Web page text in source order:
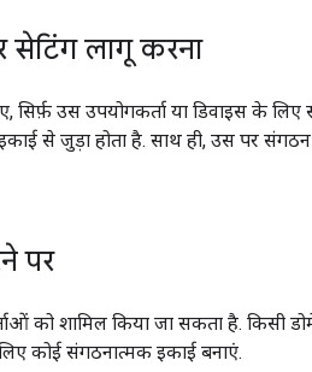
सेटिंग लागू करना
सिर्फ़ उस उपयोगकर्ता या डिवाइस के
से जुड़ा होता है. साथ ही, उस पर
पर
को शामिल किया जा सकता है. किसी
कोई संगठनात्मक इकाई बनाएं.